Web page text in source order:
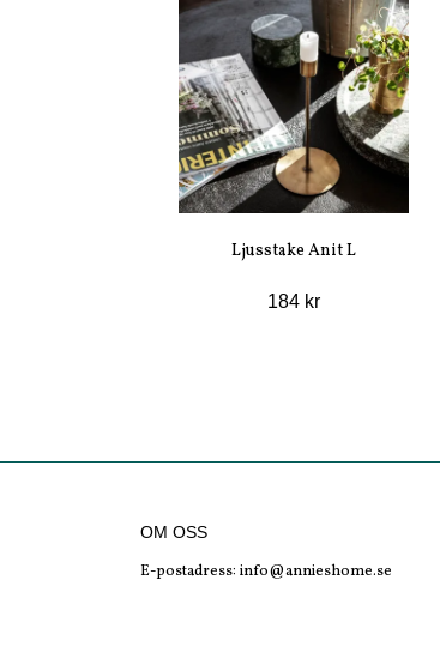
Ljusstake Anit L
184 kr
OM OSS
E-postadress: info@annieshome.se